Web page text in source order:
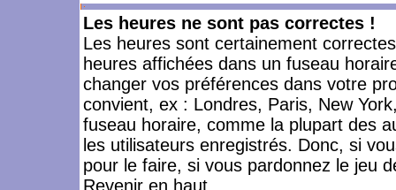
Les heures ne sont pas correctes !
Les heures sont certainement
heures affichées dans un fuseau
changer vos préférences dans votre
convient, ex : Londres, Paris, New
fuseau horaire, comme la plupart des
les utilisateurs enregistrés. Donc, si
pour le faire, si vous pardonnez le jeu
Revenir en haut